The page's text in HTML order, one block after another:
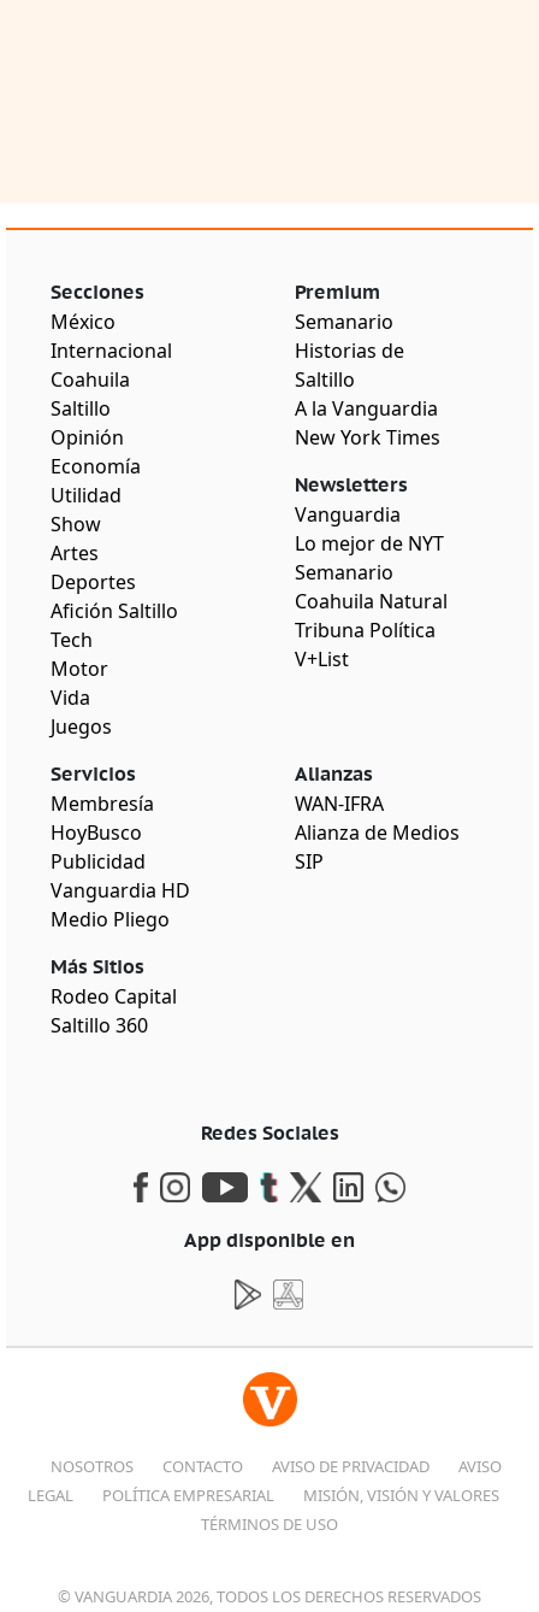
Secciones
México
Internacional
Coahuila
Saltillo
Opinión
Economía
Utilidad
Show
Artes
Deportes
Afición Saltillo
Tech
Motor
Vida
Juegos
Premium
Semanario
Historias de
Saltillo
A la Vanguardia
New York Times
Newsletters
Vanguardia
Lo mejor de NYT
Semanario
Coahuila Natural
Tribuna Política
V+List
Servicios
Membresía
HoyBusco
Publicidad
Vanguardia HD
Medio Pliego
Más Sitios
Rodeo Capital
Saltillo 360
Alianzas
WAN-IFRA
Alianza de Medios
SIP
Redes Sociales
App disponible en
NOSOTROS CONTACTO AVISO DE PRIVACIDAD
AVISO
LEGAL
POLÍTICA EMPRESARIAL
MISIÓN, VISIÓN Y VALORES
TÉRMINOS DE USO
© VANGUARDIA 2026, TODOS LOS DERECHOS RESERVADOS